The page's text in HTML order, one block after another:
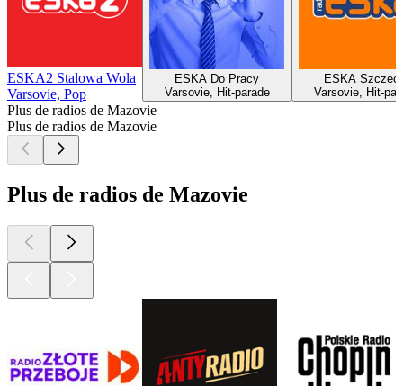
ESKA2 Stalowa Wola
Varsovie, Pop
ESKA Do Pracy
Varsovie, Hit-parade
ESKA
Varsovie, Hit-
Plus de radios de Mazovie
Plus de radios de Mazovie
Plus de radios de Mazovie